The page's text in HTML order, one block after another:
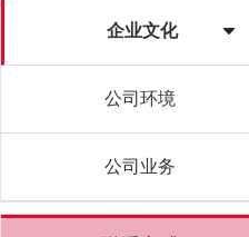
企业文化
公司环境
公司业务